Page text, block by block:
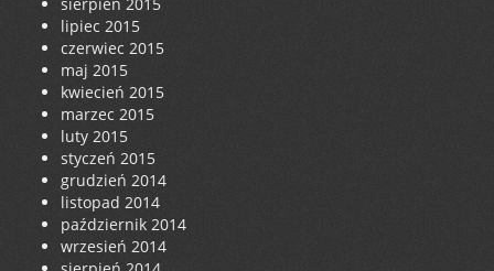
lipiec 2015
czerwiec 2015
maj 2015
kwiecień 2015
marzec 2015
luty 2015
styczeń 2015
grudzień 2014
listopad 2014
październik 2014
wrzesień 2014